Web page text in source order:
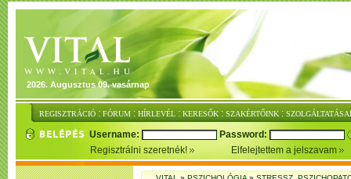
2026. Augusztus 09. vasárnap
REGISZTRÁCIÓ : FÓRUM : HÍRLEVÉL : KERESŐK : SZAKÉRTŐINK :
Username:
Password:
Regisztrálni szeretnék!
Elfelejtettem a jelszavam